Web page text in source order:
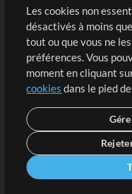
Extras
Sessions
Soumettre votre contenu
Listes de lecture
Conférence MT
Les cookies non
désactivés à moins
tout ou que vous ne
préférences. Vous
moment en cliquant
cookies dans le pied